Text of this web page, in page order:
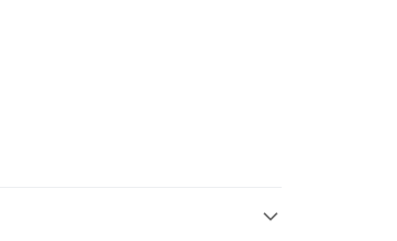
以上)免運費
含以上)免運費